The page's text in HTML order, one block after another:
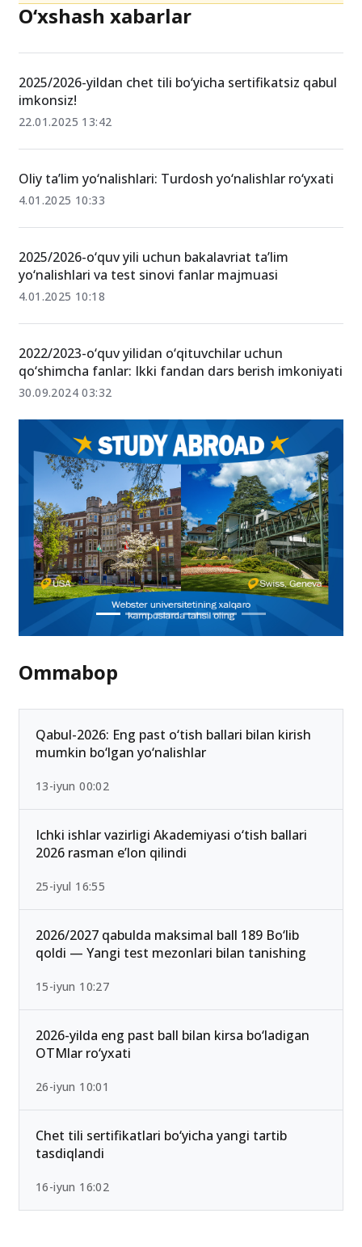
O‘xshash xabarlar
imkonsiz!
22.01.2025 13:42
Oliy ta’lim yo‘nalishlari: Turdosh yo‘nalishlar ro‘yxati
4.01.2025 10:33
yo‘nalishlari va test sinovi fanlar majmuasi
4.01.2025 10:18
30.09.2024 03:32
Ommabop
Qabul-2026: Eng past o‘tish ballari bilan kirish
mumkin bo‘lgan yo‘nalishlar
13-iyun 00:02
Ichki ishlar vazirligi Akademiyasi o‘tish ballari
2026 rasman e’lon qilindi
25-iyul 16:55
2026/2027 qabulda maksimal ball 189 Bo‘lib
qoldi — Yangi test mezonlari bilan tanishing
15-iyun 10:27
2026-yilda eng past ball bilan kirsa bo‘ladigan
OTMlar ro‘yxati
26-iyun 10:01
Chet tili sertifikatlari bo‘yicha yangi tartib
tasdiqlandi